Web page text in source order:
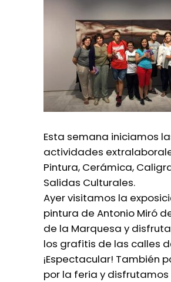
Esta semana iniciamos
actividades
Pintura, Cerámica,
Salidas Culturales.
Ayer visitamos la
pintura de Antonio Miró
de la Marquesa y
los grafitis de las calles
¡Espectacular! También
por la feria y disfrutamos